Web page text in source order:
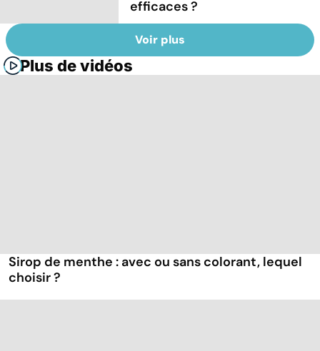
efficaces ?
Voir plus
Plus de vidéos
Sirop de menthe : avec ou sans colorant, lequel
choisir ?